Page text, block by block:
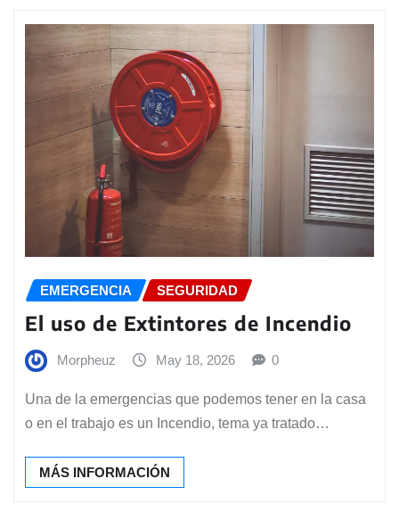
EMERGENCIA SEGURIDAD
El uso de Extintores de Incendio
Morpheuz May 18, 2026 0
Una de la emergencias que podemos tener en la casa
o en el trabajo es un Incendio, tema ya tratado…
MÁS INFORMACIÓN